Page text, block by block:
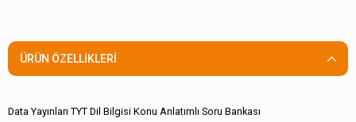
ÜRÜN ÖZELLIKLERI
Data Yayınları TYT Dil Bilgisi Konu Anlatımlı Soru Bankası